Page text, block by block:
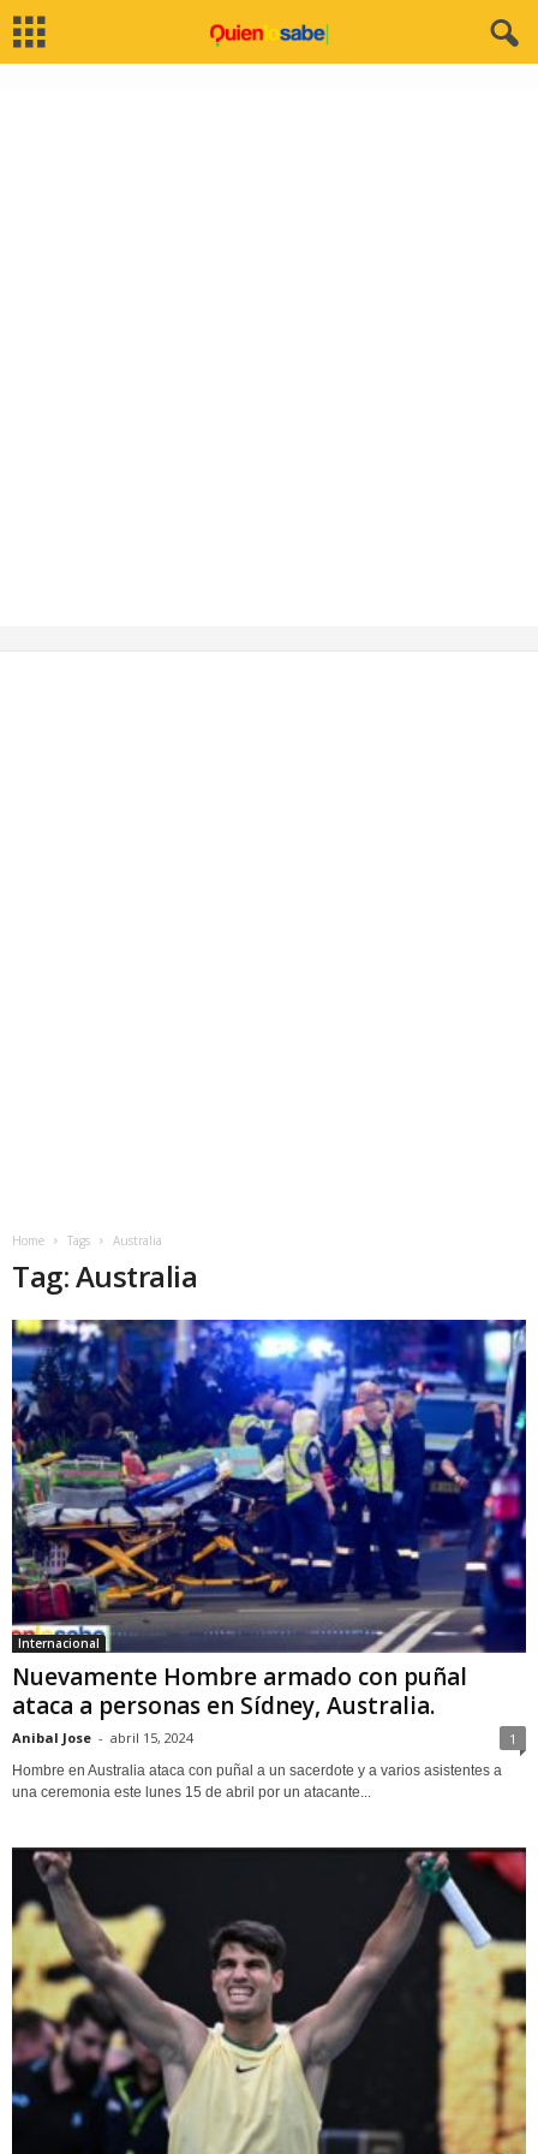
Home Tags Australia
Tag: Australia
Internacional
Nuevamente Hombre armado con puñal
ataca a personas en Sídney, Australia.
Anibal Jose - abril 15, 2024 1
Hombre en Australia ataca con puñal a un sacerdote y a varios asistentes a
una ceremonia este lunes 15 de abril por un atacante...